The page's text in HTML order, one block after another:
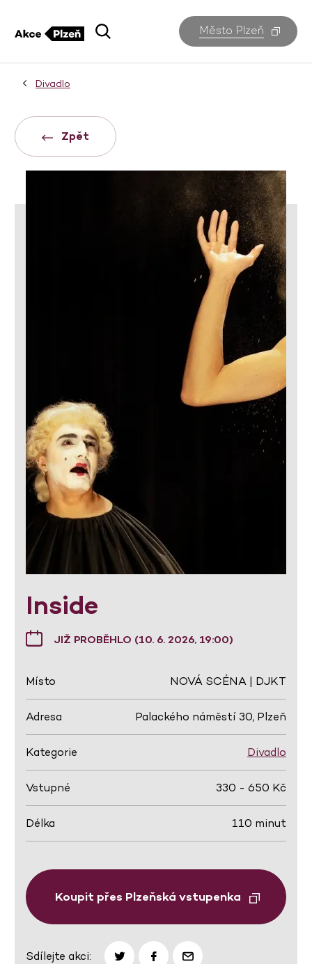
Město Plzeň
Divadlo
Zpět
Inside
JIŽ PROBĚHLO (10. 6. 2026, 19:00)
Místo NOVÁ SCÉNA | DJKT
Adresa Palackého náměstí 30, Plzeň
Kategorie Divadlo
Vstupné 330 - 650 Kč
Délka 110 minut
Koupit přes Plzeňská vstupenka
Sdílejte akci: